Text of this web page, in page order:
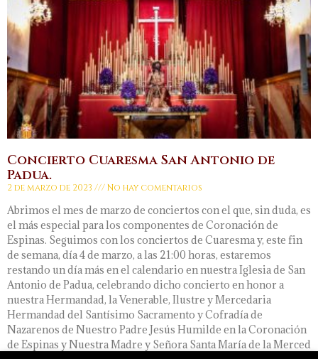
Concierto Cuaresma San Antonio de
Padua.
2 de marzo de 2023 No hay comentarios
Abrimos el mes de marzo de conciertos con el que, sin duda, es
el más especial para los componentes de Coronación de
Espinas. Seguimos con los conciertos de Cuaresma y, este fin
de semana, día 4 de marzo, a las 21:00 horas, estaremos
restando un día más en el calendario en nuestra Iglesia de San
Antonio de Padua, celebrando dicho concierto en honor a
nuestra Hermandad, la Venerable, Ilustre y Mercedaria
Hermandad del Santísimo Sacramento y Cofradía de
Nazarenos de Nuestro Padre Jesús Humilde en la Coronación
de Espinas y Nuestra Madre y Señora Santa María de la Merced